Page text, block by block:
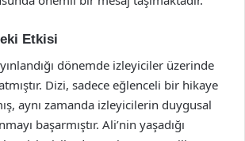
Etkisi
dönemde izleyiciler üzerinde
Dizi, sadece eğlenceli bir hikaye
aynı zamanda izleyicilerin duygusal
başarmıştır. Ali’nin yaşadığı